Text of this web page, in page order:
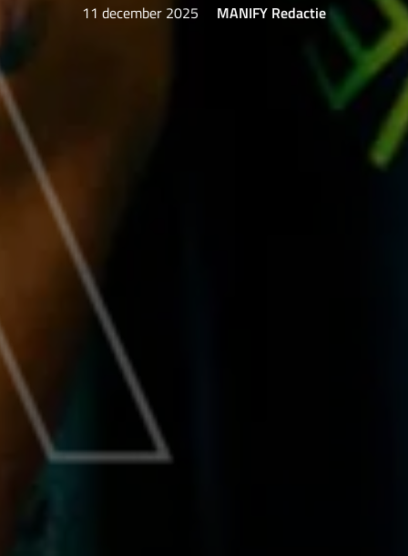
11 december 2025 MANIFY Redactie